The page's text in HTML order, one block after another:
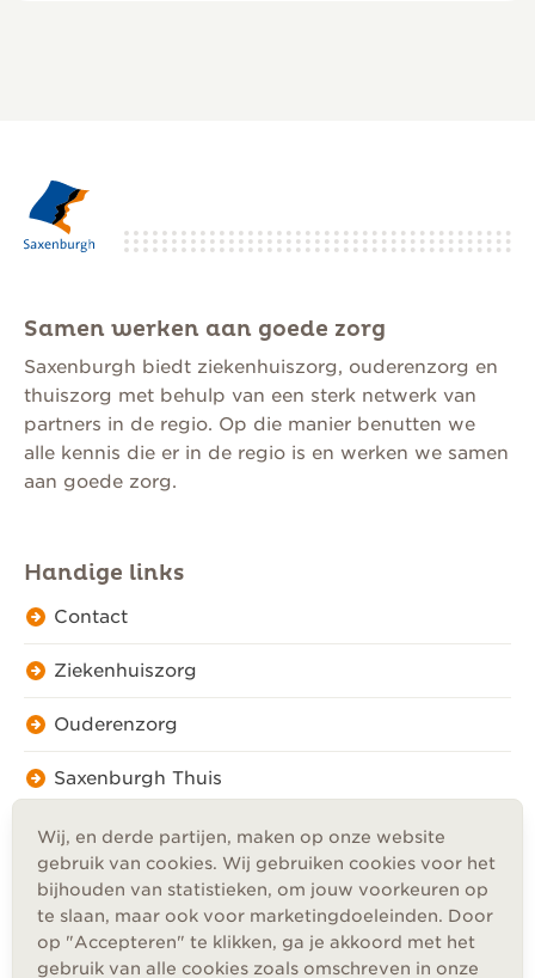
Wij, en derde partijen, maken op onze website
gebruik van cookies. Wij gebruiken cookies voor het
bijhouden van statistieken, om jouw voorkeuren op
te slaan, maar ook voor marketingdoeleinden. Door
op "Accepteren" te klikken, ga je akkoord met het
gebruik van alle cookies zoals omschreven in onze
Samen werken aan goede zorg
Saxenburgh biedt ziekenhuiszorg, ouderenzorg en
thuiszorg met behulp van een sterk netwerk van
partners in de regio. Op die manier benutten we
alle kennis die er in de regio is en werken we samen
aan goede zorg.
Handige links
Contact
Ziekenhuiszorg
Ouderenzorg
Saxenburgh Thuis
Privacy
Cookies